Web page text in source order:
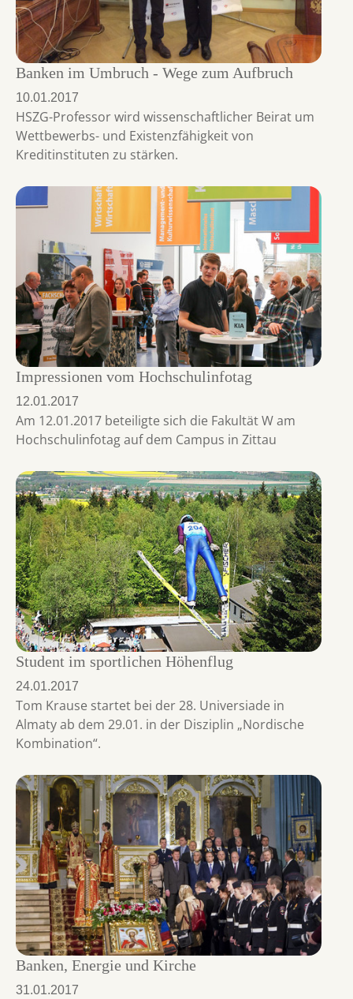
Banken im Umbruch - Wege zum Aufbruch
10.01.2017
HSZG-Professor wird wissenschaftlicher Beirat um
Wettbewerbs- und Existenzfähigkeit von
Kreditinstituten zu stärken.
Impressionen vom Hochschulinfotag
12.01.2017
Am 12.01.2017 beteiligte sich die Fakultät W am
Hochschulinfotag auf dem Campus in Zittau
Student im sportlichen Höhenflug
24.01.2017
Tom Krause startet bei der 28. Universiade in
Almaty ab dem 29.01. in der Disziplin „Nordische
Kombination“.
Banken, Energie und Kirche
31.01.2017